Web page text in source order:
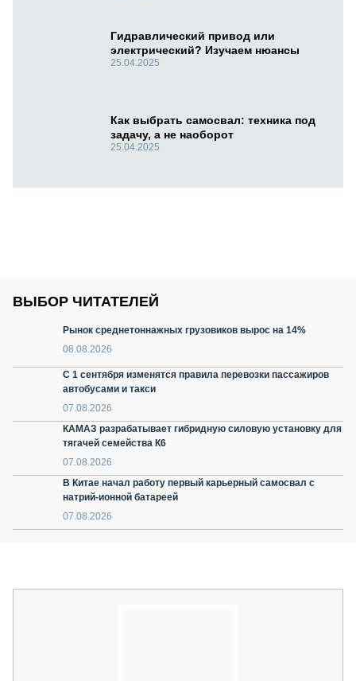
Гидравлический привод или
электрический? Изучаем нюансы
25.04.2025
Как выбрать самосвал: техника под
задачу, а не наоборот
25.04.2025
ВЫБОР ЧИТАТЕЛЕЙ
Рынок среднетоннажных грузовиков вырос на 14%
08.08.2026
С 1 сентября изменятся правила перевозки пассажиров
автобусами и такси
07.08.2026
КАМАЗ разрабатывает гибридную силовую установку для
тягачей семейства К6
07.08.2026
В Китае начал работу первый карьерный самосвал с
натрий-ионной батареей
07.08.2026